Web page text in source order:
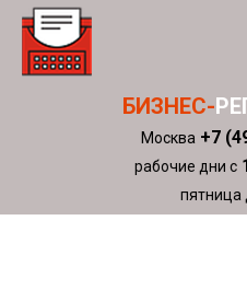
БИЗНЕС-
Москва +7
рабочие дни с
пятница